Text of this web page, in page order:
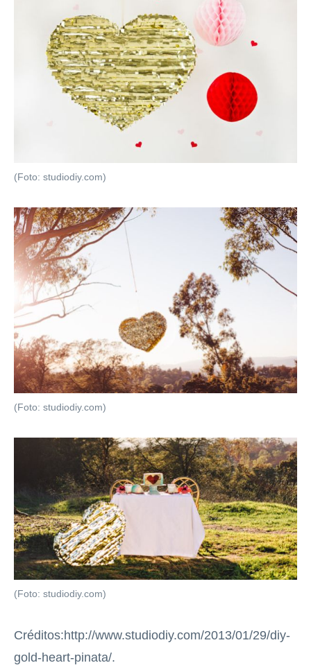
(Foto: studiodiy.com)
(Foto: studiodiy.com)
(Foto: studiodiy.com)
Créditos:http://www.studiodiy.com/2013/01/29/diy-
gold-heart-pinata/.